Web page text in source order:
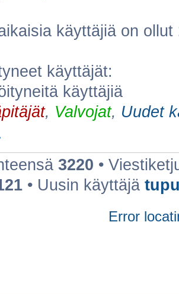
käyttäjiä on ollut
käyttäjät:
käyttäjiä
, Valvojat, Uudet
3220 •
• Uusin käyttäjä
Error